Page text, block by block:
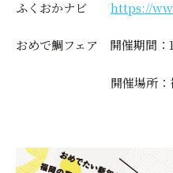
ふくおかナビ https://
おめで鯛フェア 開催期間：
開催場所：福岡市